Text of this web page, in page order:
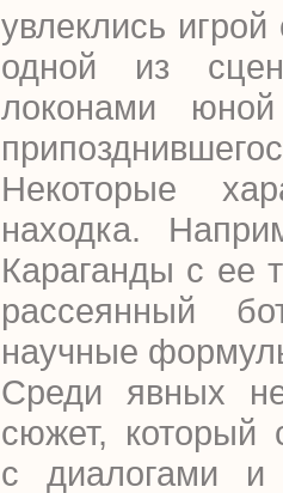
увлеклись
одной из
локонами
Некоторые
находка.
Караганды с ее
рассеянный
научные
Среди явных
сюжет, который
с диалогами и